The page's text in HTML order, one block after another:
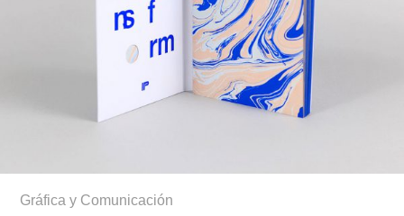
Gráfica y Comunicación